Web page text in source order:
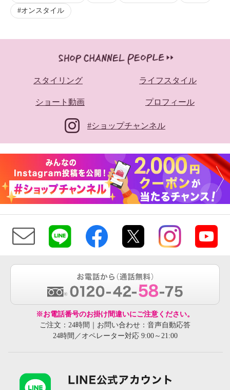
オンスタイル
スタイリング ライフスタイル
ショート動画 プロフィール
#ショップチャンネル
※お電話番号のお掛け間違いにご注意ください。
ご注文：24時間｜お問い合わせ：音声自動応答
24時間／オペレーター対応 9:00～21:00